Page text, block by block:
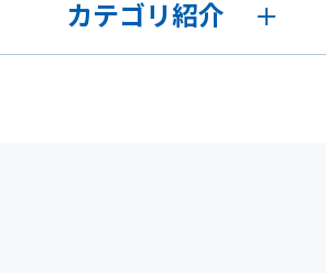
カテゴリ紹介